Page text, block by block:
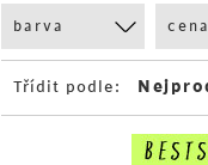
barva cena
Třídit podle: